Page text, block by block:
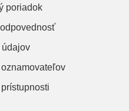
poriadok
údajov